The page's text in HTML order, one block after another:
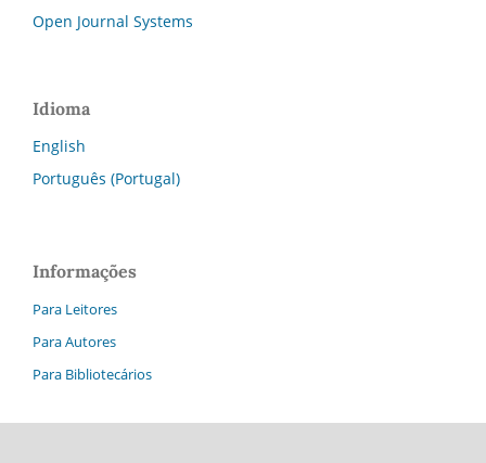
Open Journal Systems
Idioma
English
Português (Portugal)
Informações
Para Leitores
Para Autores
Para Bibliotecários